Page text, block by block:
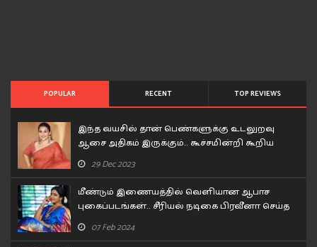
POPULAR RECENT TOP REVIEWS
இந்த வயசில் தான் பெண்களுக்கு உடலுறவு
ஆசை அதிகம் இருக்கும்.. கூச்சமின்றி கூறிய
வித்யா பாலன்..!
29 Dec 2023
மீண்டும் இணையத்தில் வெளியான ஆபாச
புகைப்படங்கள்.. சீரியல் நடிகை பிரவீனா செய்த
சம்பவம்..!
07 Feb 2024